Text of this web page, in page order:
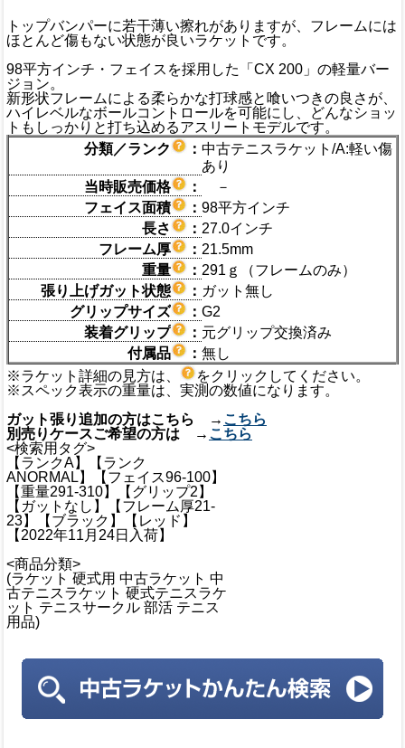
トップバンパーに若干薄い擦れがありますが、フレームには
ほとんど傷もない状態が良いラケットです。
98平方インチ・フェイスを採用した「CX 200」の軽量バー
ジョン。
新形状フレームによる柔らかな打球感と喰いつきの良さが、
ハイレベルなボールコントロールを可能にし、どんなショッ
トもしっかりと打ち込めるアスリートモデルです。
分類／ランク
： 中古テニスラケット/A:軽い傷
あり
当時販売価格
：
－
フェイス面積
： 98平方インチ
長さ
： 27.0インチ
フレーム厚
： 21.5mm
重量
： 291ｇ（フレームのみ）
張り上げガット状態
： ガット無し
グリップサイズ
： G2
装着グリップ
： 元グリップ交換済み
付属品
： 無し
※ラケット詳細の見方は、
をクリックしてください。
※スペック表示の重量は、実測の数値になります。
ガット張り追加の方はこちら → こちら
別売りケースご希望の方は → こちら
<検索用タグ>
【ランクA】【ランク
ANORMAL】【フェイス96-100】
【重量291-310】【グリップ2】
【ガットなし】【フレーム厚21-
23】【ブラック】【レッド】
【2022年11月24日入荷】
<商品分類>
(ラケット 硬式用 中古ラケット 中
古テニスラケット 硬式テニスラケ
ット テニスサークル 部活 テニス
用品)